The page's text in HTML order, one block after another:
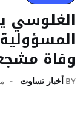
الغلوسي
وفاة
BY أخبار تساوت